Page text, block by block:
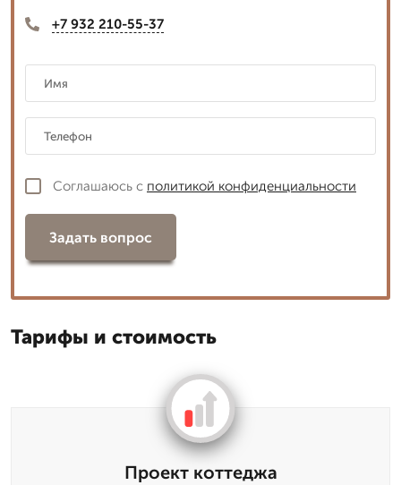
+7 932 210-55-37
Соглашаюсь с политикой конфиденциальности
Задать вопрос
Тарифы и стоимость
Проект коттеджа